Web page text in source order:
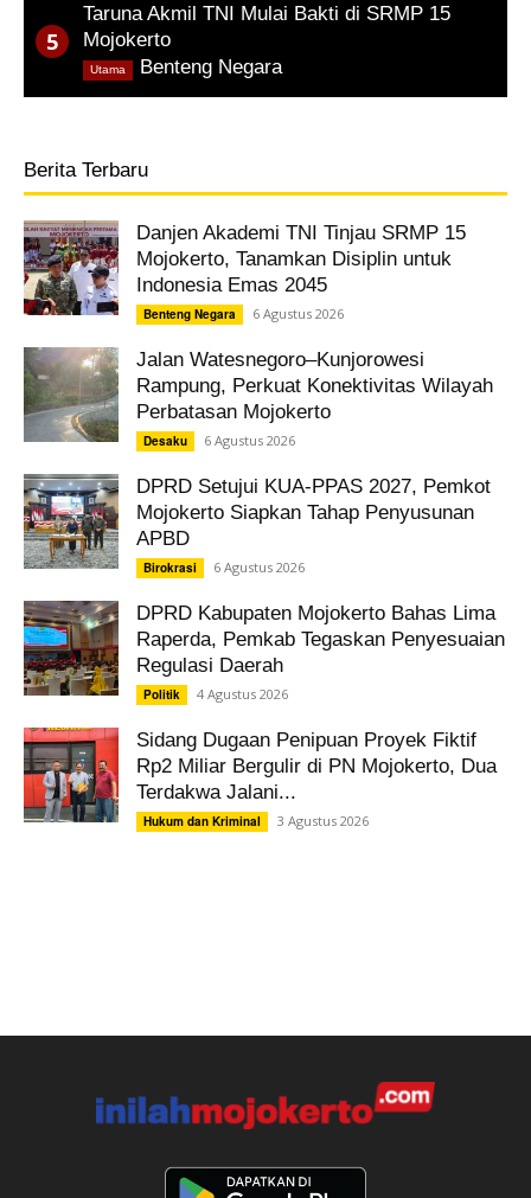
Taruna Akmil TNI Mulai Bakti di SRMP 15
Mojokerto
Benteng Negara,
Utama
Berita Terbaru
Danjen Akademi TNI Tinjau SRMP 15
Mojokerto, Tanamkan Disiplin untuk
Indonesia Emas 2045
Benteng Negara 6 Agustus 2026
Jalan Watesnegoro–Kunjorowesi
Rampung, Perkuat Konektivitas Wilayah
Perbatasan Mojokerto
Desaku 6 Agustus 2026
DPRD Setujui KUA-PPAS 2027, Pemkot
Mojokerto Siapkan Tahap Penyusunan
APBD
Birokrasi 6 Agustus 2026
DPRD Kabupaten Mojokerto Bahas Lima
Raperda, Pemkab Tegaskan Penyesuaian
Regulasi Daerah
Politik 4 Agustus 2026
Sidang Dugaan Penipuan Proyek Fiktif
Rp2 Miliar Bergulir di PN Mojokerto, Dua
Terdakwa Jalani...
Hukum dan Kriminal 3 Agustus 2026